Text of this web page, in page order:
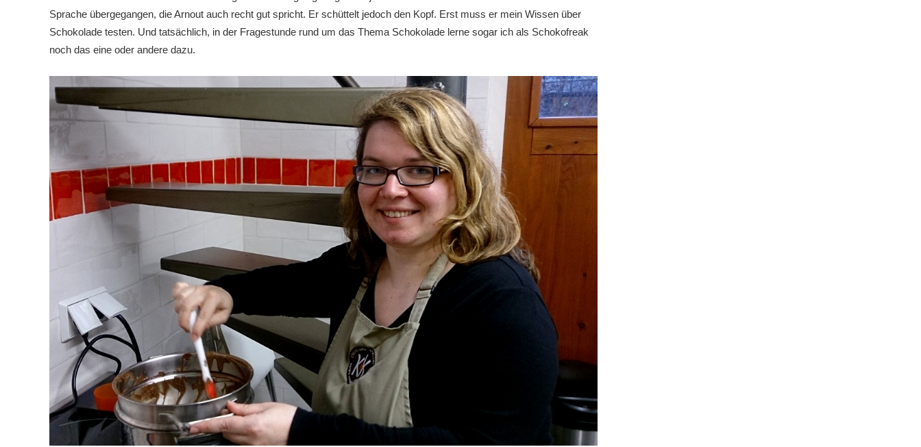
Sprache übergegangen, die Arnout auch recht gut spricht. Er schüttelt jedoch den Kopf. Erst muss er mein Wissen über
Schokolade testen. Und tatsächlich, in der Fragestunde rund um das Thema Schokolade lerne sogar ich als Schokofreak
noch das eine oder andere dazu.